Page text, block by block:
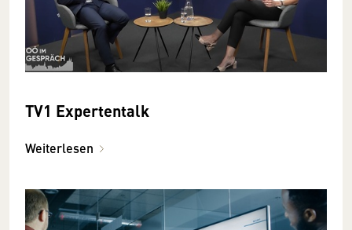
TV1 Expertentalk
Weiterlesen